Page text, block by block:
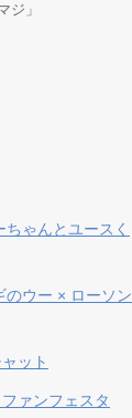
ジ」
ゃんとユースく
のウー × ローソン
ット
ァンフェスタ